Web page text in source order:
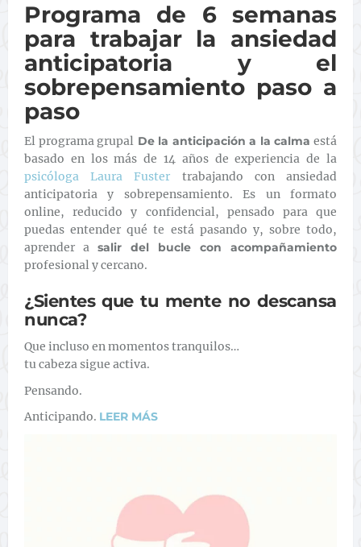
Programa de 6 semanas
para trabajar la ansiedad
anticipatoria y el
sobrepensamiento paso a
paso
El programa grupal De la anticipación a la calma está
basado en los más de 14 años de experiencia de la
psicóloga Laura Fuster trabajando con ansiedad
anticipatoria y sobrepensamiento. Es un formato
online, reducido y confidencial, pensado para que
puedas entender qué te está pasando y, sobre todo,
aprender a salir del bucle con acompañamiento
profesional y cercano.
¿Sientes que tu mente no descansa
nunca?
Que incluso en momentos tranquilos…
tu cabeza sigue activa.
Pensando.
Anticipando. LEER MÁS